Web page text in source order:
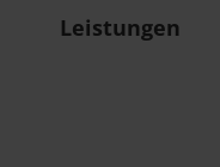
Leistungen